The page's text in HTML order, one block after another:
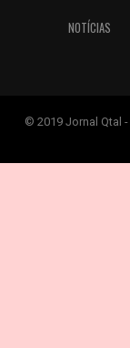
NOTÍCIAS
© 2019 Jornal Qtal